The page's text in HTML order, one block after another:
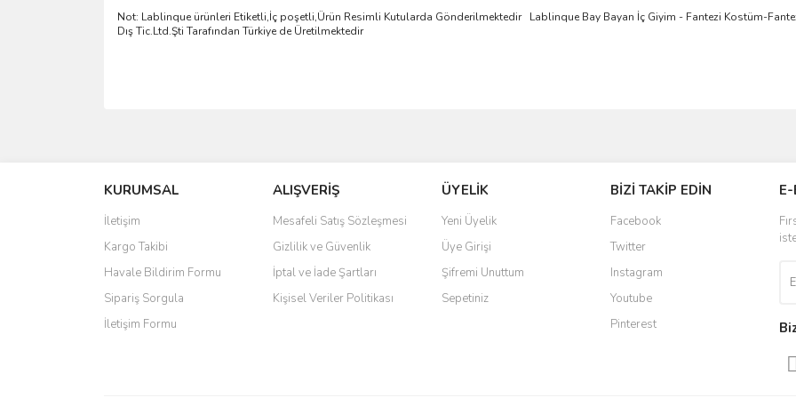
Not: Lablinque ürünleri Etiketli,İç poşetli,Ürün Resimli Kutularda Gönderilmektedir Lablinque Bay Bayan İç Giyim - Fantezi Kostüm-
DışTic.Ltd.Şti Tarafından Türkiye de Üretilmektedir
Ürün resmi kalitesiz, bozuk veya görüntülenemiyor.
Ürün açıklamasında eksik bilgiler bulunuyor.
Ürün bilgilerinde hatalar bulunuyor.
Ürün fiyatı diğer sitelerden daha pahalı.
Bu ürüne benzer farklı alternatifler olmalı.
KURUMSAL
İletişim
Kargo Takibi
Havale Bildirim Formu
Sipariş Sorgula
İletişim Formu
ALIŞVERİŞ
Mesafeli Satış Sözleşmesi
Gizlilik ve Güvenlik
İptal ve İade Şartları
Kişisel Veriler Politikası
ÜYELİK
Yeni Üyelik
Üye Girişi
Şifremi Unuttum
Sepetiniz
BİZİ TAKİP EDİN
Facebook
Twitter
Instagram
Youtube
Pinterest